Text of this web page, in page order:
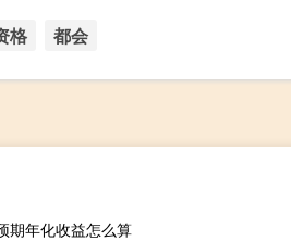
格 都会
期年化收益怎么算